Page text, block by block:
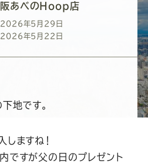
ー
ツ
SADA
ー
ツ
SADA
あべのHoop店
投
稿
2026年5月29日
最
2026年5月22日
地です。
ますね！
ですが父の日のプレゼント